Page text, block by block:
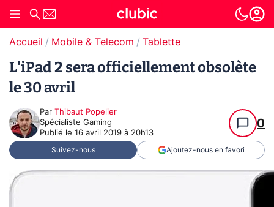
Accueil Mobile & Telecom Tablette
L'iPad 2 sera officiellement obsolète
le 30 avril
Par Thibaut Popelier
Spécialiste Gaming
Publié le 16 avril 2019 à 20h13
0
Suivez-nous Ajoutez-nous en favori